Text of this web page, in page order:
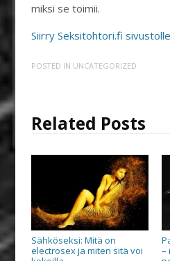
miksi se toimii.
Siirry Seksitohtori.fi
POSTED IN UNCATEGORIZED
Related Posts
Sähköseksi: Mitä on
electrosex ja miten sitä voi
–